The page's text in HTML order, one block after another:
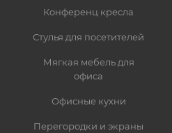
Конференц кресла
Стулья для посетителей
Мягкая мебель для
офиса
Офисные кухни
Перегородки и экраны